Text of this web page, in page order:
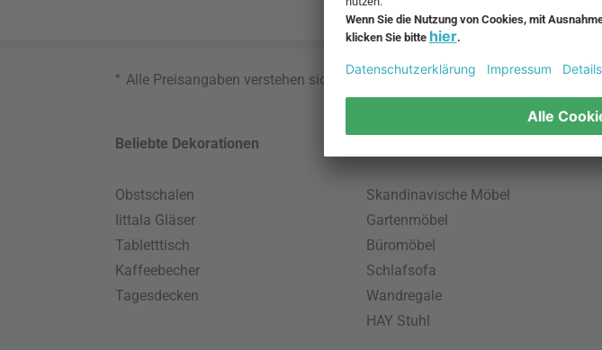
* Alle Preisangaben verstehen sich inklusive MwSt. und zzgl.Versandkosten.
Beliebte Dekorationen
Obstschalen
Iittala Gläser
Tabletttisch
Kaffeebecher
Tagesdecken
Skandinavische Möbel
Gartenmöbel
Büromöbel
Schlafsofa
Wandregale
HAY Stuhl